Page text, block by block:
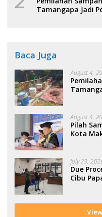
Tamangapa Jadi
Baca Juga
August 4,
August 4,
Pilah
Kota
July 23,
Due
Cibu